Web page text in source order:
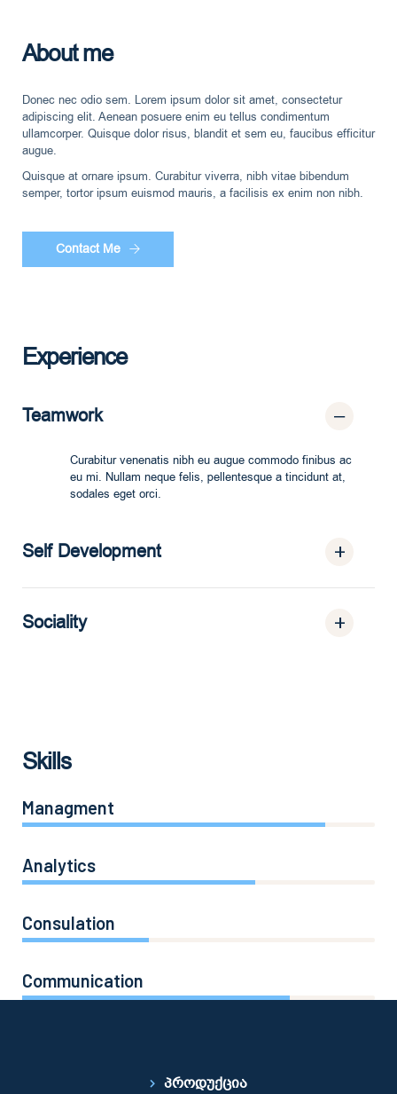
About me
Donec nec odio sem. Lorem ipsum dolor sit amet, consectetur
adipiscing elit. Aenean posuere enim eu tellus condimentum
ullamcorper. Quisque dolor risus, blandit et sem eu, faucibus efficitur
augue.
Quisque at ornare ipsum. Curabitur viverra, nibh vitae bibendum
semper, tortor ipsum euismod mauris, a facilisis ex enim non nibh.
Contact Me
Experience
Teamwork
Curabitur venenatis nibh eu augue commodo finibus ac
eu mi. Nullam neque felis, pellentesque a tincidunt at,
sodales eget orci.
Self Development
Sociality
Skills
Managment
Analytics
Consulation
Communication
პროდუქცია